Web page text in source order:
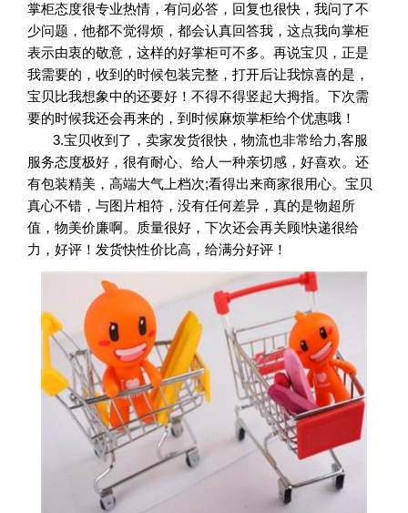
掌柜态度很专业热情，有问必答，回复也很快，我问了不
少问题，他都不觉得烦，都会认真回答我，这点我向掌柜
表示由衷的敬意，这样的好掌柜可不多。再说宝贝，正是
我需要的，收到的时候包装完整，打开后让我惊喜的是，
宝贝比我想象中的还要好！不得不得竖起大拇指。下次需
要的时候我还会再来的，到时候麻烦掌柜给个优惠哦！
3.宝贝收到了，卖家发货很快，物流也非常给力,客服
服务态度极好，很有耐心、给人一种亲切感，好喜欢。还
有包装精美，高端大气上档次;看得出来商家很用心。宝贝
真心不错，与图片相符，没有任何差异，真的是物超所
值，物美价廉啊。质量很好，下次还会再关顾!快递很给
力，好评！发货快性价比高，给满分好评！